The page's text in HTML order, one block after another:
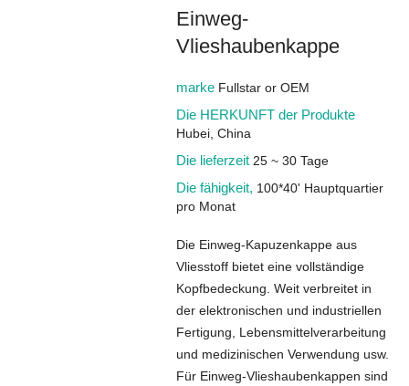
Einweg-
Vlieshaubenkappe
marke Fullstar or OEM
Die HERKUNFT der Produkte
Hubei, China
Die lieferzeit 25 ~ 30 Tage
Die fähigkeit, 100*40' Hauptquartier
pro Monat
Die Einweg-Kapuzenkappe aus
Vliesstoff bietet eine vollständige
Kopfbedeckung. Weit verbreitet in
der elektronischen und industriellen
Fertigung, Lebensmittelverarbeitung
und medizinischen Verwendung usw.
Für Einweg-Vlieshaubenkappen sind